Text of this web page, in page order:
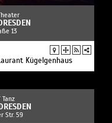
13
Kügelgenhaus
Tanz
Str. 59